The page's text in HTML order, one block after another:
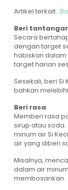
Artikel terkait :
Beri
Secara
dengan target
habiskan dalam
target harian
Sesekali, beri
bahkan
Beri rasa
Memberi rasa
sirup atau
minum air Si
air yang diberi
Misalnya,
dalam air
membosankan.